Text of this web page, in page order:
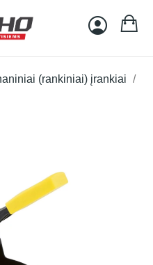
(rankiniai) įrankiai